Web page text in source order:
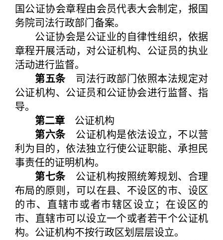
国公证协会章程由会员代表大会制定，报国
务院司法行政部门备案。
公证协会是公证业的自律性组织，依据
章程开展活动，对公证机构、公证员的执业
活动进行监督。
第五条司法行政部门依照本法规定对
公证机构、公证员和公证协会进行监督、指
导。
第二章 公证机构
第六条公证机构是依法设立，不以营
利为目的，依法独立行使公证职能、承担民
事责任的证明机构。
第七条公证机构按照统筹规划、合理
布局的原则，可以在县、不设区的市、设区
的市、直辖市或者市辖区设立；在设区的
市、直辖市可以设立一个或者若干个公证机
构。公证机构不按行政区划层层设立。